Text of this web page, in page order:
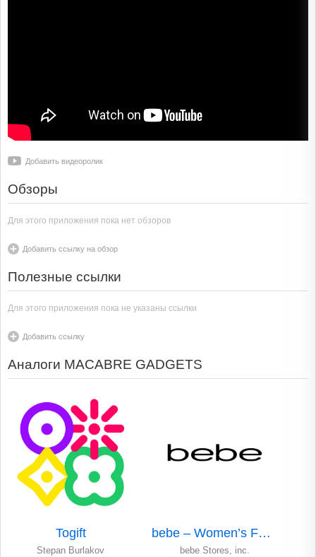
Добавить видеоролик
Обзоры
Для этого приложения пока нет обзоров
Добавить ссылку на обзор
Полезные ссылки
Для этого приложения пока не указаны ссылки
Добавить ссылку
Аналоги MACABRE GADGETS
Togift
Stepan Burlakov
bebe – Women’s Fashion
bebe Stores, inc.